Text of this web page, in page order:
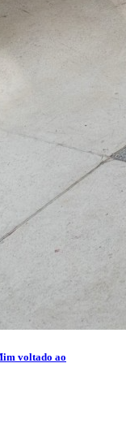
voltado ao